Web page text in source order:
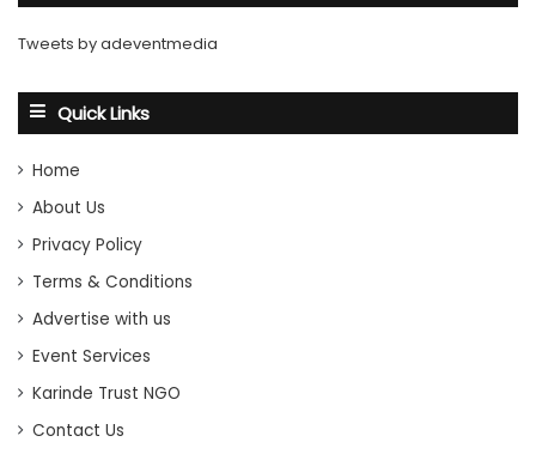
Tweets by adeventmedia
Quick Links
Home
About Us
Privacy Policy
Terms & Conditions
Advertise with us
Event Services
Karinde Trust NGO
Contact Us